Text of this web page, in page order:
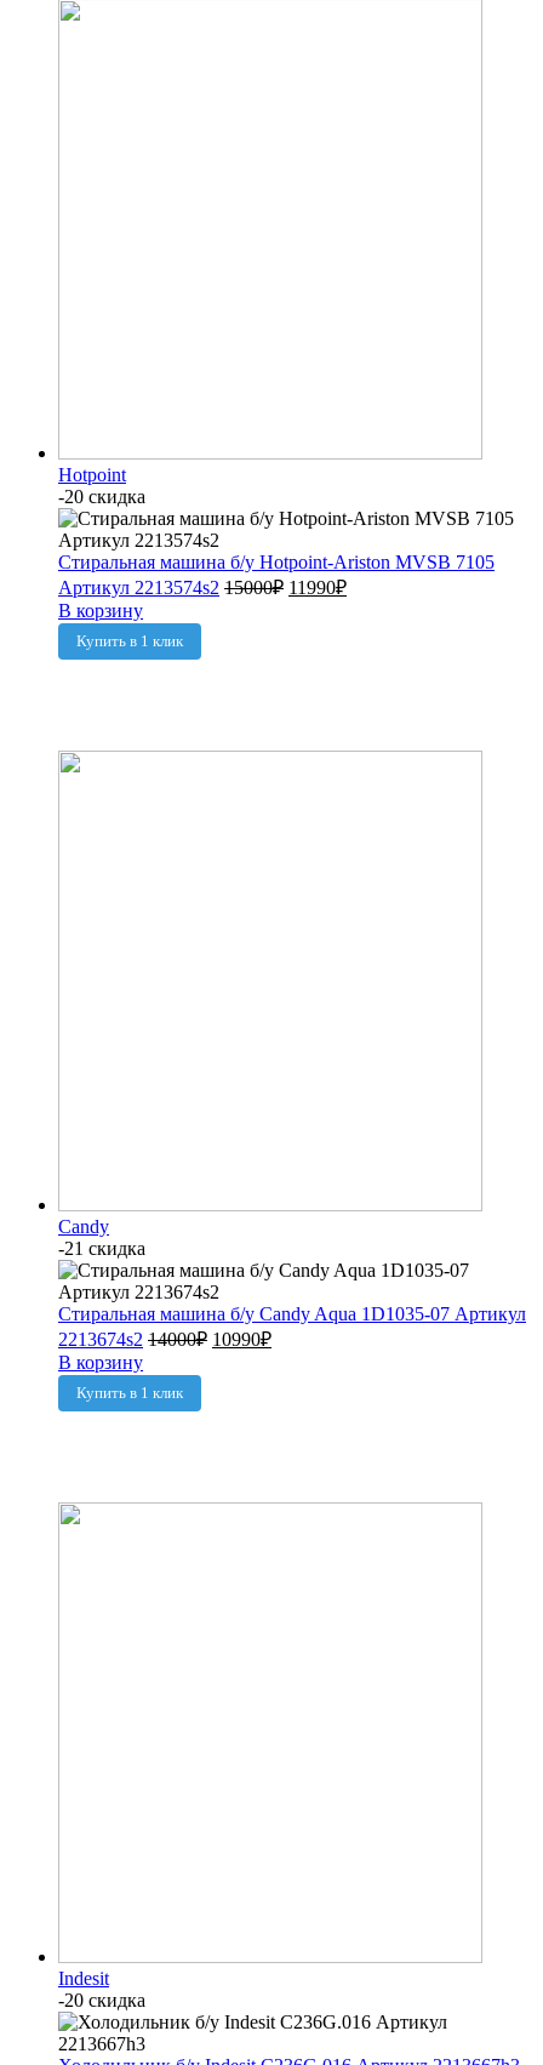
Hotpoint
-20 скидка
Стиральная машина б/у Hotpoint-Ariston MVSB 7105
Артикул 2213574s2 15000₽ 11990₽
В корзину
Купить в 1 клик
Candy
-21 скидка
Стиральная машина б/у Candy Aqua 1D1035-07 Артикул
2213674s2 14000₽ 10990₽
В корзину
Купить в 1 клик
Indesit
-20 скидка